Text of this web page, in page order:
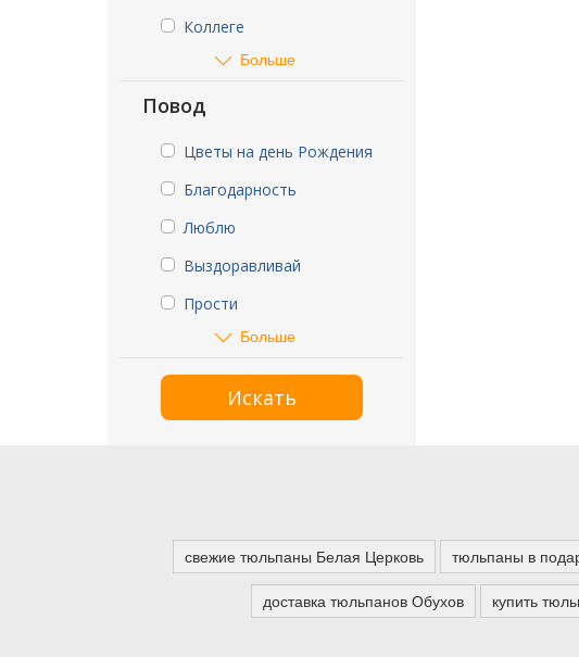
Коллеге
Больше
Повод
Цветы на день Рождения
Благодарность
Люблю
Выздоравливай
Прости
Больше
Искать
свежие тюльпаны Белая Церковь тюльпаны в
доставка тюльпанов Обухов купить